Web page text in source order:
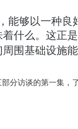
能够以一种良
什么。这正是
围基础设施能
分访谈的第一集 ，